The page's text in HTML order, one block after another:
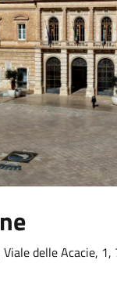
delle Acacie,